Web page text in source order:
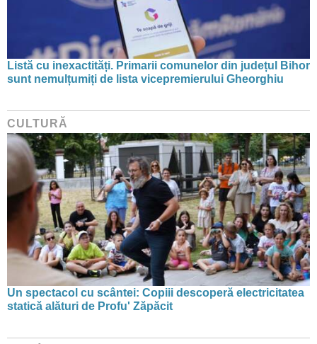
Listă cu inexactități. Primarii comunelor din județul Bihor
sunt nemulțumiți de lista vicepremierului Gheorghiu
CULTURĂ
Un spectacol cu scântei: Copiii descoperă electricitatea
statică alături de Profu' Zăpăcit